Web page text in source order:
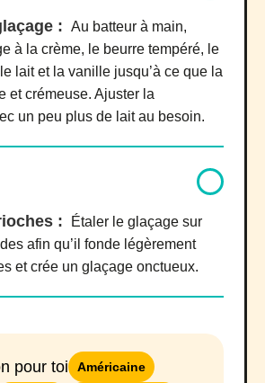
: Au batteur à main,
à la crème, le beurre tempéré, le
lait et la vanille jusqu’à ce que la
et crémeuse. Ajuster la
un peu plus de lait au besoin.
:
Étaler le glaçage sur
afin qu’il fonde légèrement
et crée un glaçage onctueux.
pour toi Américaine